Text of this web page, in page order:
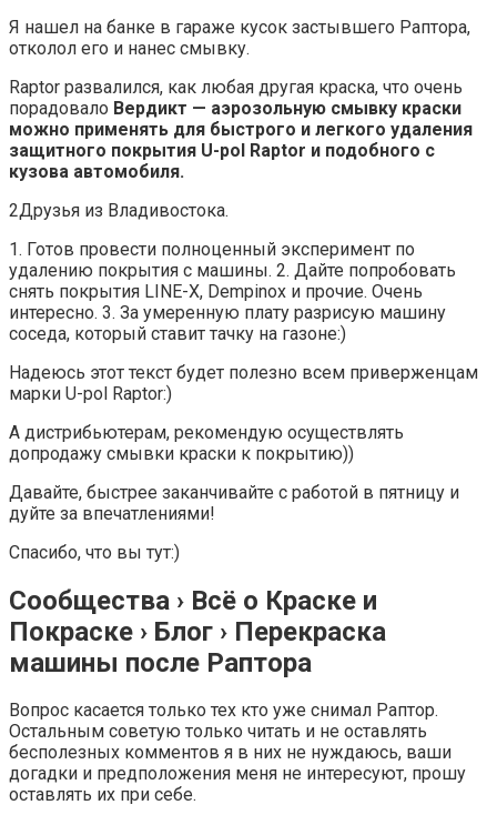
Я нашел на банке в гараже кусок застывшего Раптора,
отколол его и нанес смывку.
Raptor развалился, как любая другая краска, что очень
порадовало Вердикт — аэрозольную смывку краски
можно применять для быстрого и легкого удаления
защитного покрытия U-pol Raptor и подобного с
кузова автомобиля.
2Друзья из Владивостока.
1. Готов провести полноценный эксперимент по
удалению покрытия с машины. 2. Дайте попробовать
снять покрытия LINE-X, Dempinoх и прочие. Очень
интересно. 3. За умеренную плату разрисую машину
соседа, который ставит тачку на газоне:)
Надеюсь этот текст будет полезно всем приверженцам
марки U-pol Raptor:)
А дистрибьютерам, рекомендую осуществлять
допродажу смывки краски к покрытию))
Давайте, быстрее заканчивайте с работой в пятницу и
дуйте за впечатлениями!
Спасибо, что вы тут:)
Сообщества › Всё о Краске и
Покраске › Блог › Перекраска
машины после Раптора
Вопрос касается только тех кто уже снимал Раптор.
Остальным советую только читать и не оставлять
бесполезных комментов я в них не нуждаюсь, ваши
догадки и предположения меня не интересуют, прошу
оставлять их при себе.